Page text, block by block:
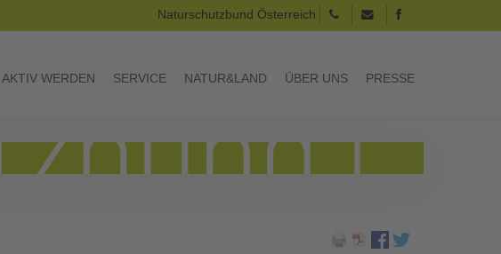
Naturschutzbund Österreich
AKTIV WERDEN SERVICE NATUR&LAND ÜBER UNS PRESSE